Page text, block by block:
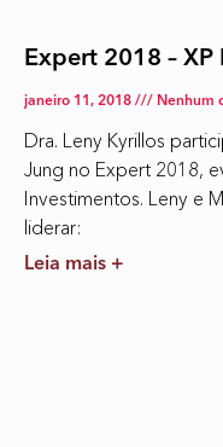
Expert 2018 –
janeiro 11, 2018 Nenhum
Dra. Leny Kyrillos
Jung no Expert 2018,
Investimentos. Leny e
liderar:
Leia mais +